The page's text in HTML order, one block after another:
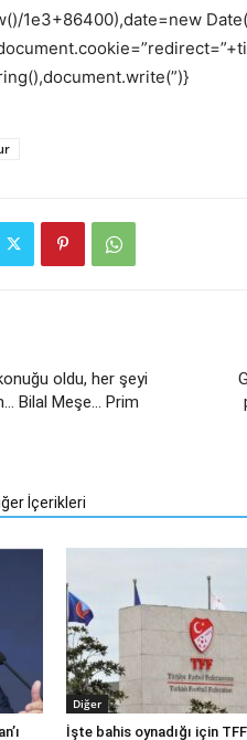
1e3+86400),date=new
oldu, her şeyi
Bilal Meşe… Prim
İçerikleri
Diğer
İşte bahis oynadığı için